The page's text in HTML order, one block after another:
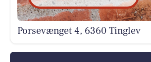
Porsevænget 4, 6360 Tinglev